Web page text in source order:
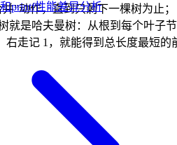
printf性能差异分析
”动作，直到只剩下一棵树为止；
就是哈夫曼树：从根到每个叶子节
右走记 1，就能得到总长度最短的